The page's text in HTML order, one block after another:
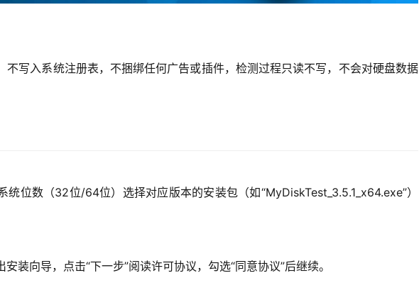
不写入系统注册表，不捆绑任何广告或插件，检测过程只读不写，不会对硬盘数据
统位数（32位/64位）选择对应版本的安装包（如“MyDiskTest_3.5.1_x64.exe”）
装向导，点击“下一步”阅读许可协议，勾选“同意协议”后继续。